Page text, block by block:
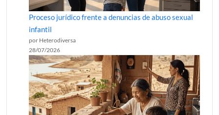
Proceso jurídico frente a denuncias de abuso sexual
infantil
por Heterodiversa
28/07/2026